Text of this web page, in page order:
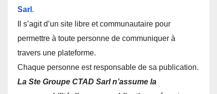
Sarl .
Il s’agit d’un site libre et communautaire pour
permettre à toute personne de communiquer à
travers une plateforme.
Chaque personne est responsable de sa publication.
La Ste Groupe CTAD Sarl n’assume la